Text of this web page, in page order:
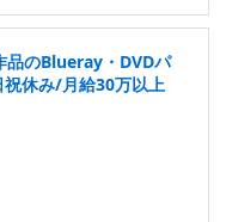
品のBlueray・DVDパ
休み/月給30万以上